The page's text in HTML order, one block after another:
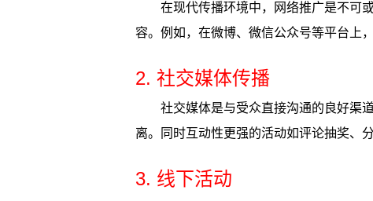
在现代传播环境中，网络推广是不可
容。例如，在微博、微信公众号等平台上
2. 社交媒体传播
社交媒体是与受众直接沟通的良好渠
离。同时互动性更强的活动如评论抽奖、
3. 线下活动